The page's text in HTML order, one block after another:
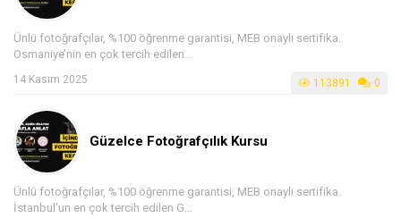
Ünlü fotoğrafçılar, %100 öğrenme garantisi, MEB onaylı sertifika.
Osmaniye’nin en çok tercih edilen...
14 Kasım 2025 113891 0
Güzelce Fotoğrafçılık Kursu
Ünlü fotoğrafçılar, %100 öğrenme garantisi, MEB onaylı sertifika.
İstanbul’un en çok tercih edilen G...